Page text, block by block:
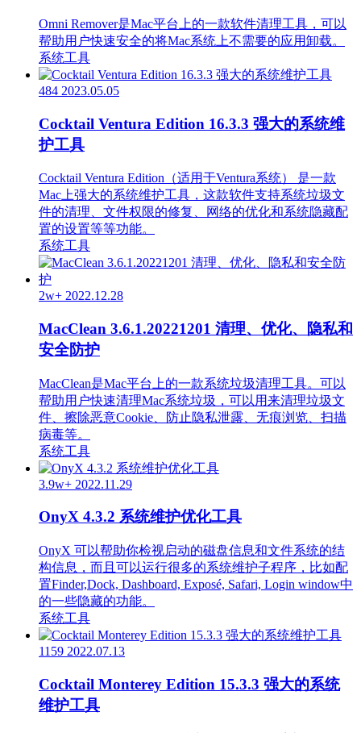
Omni Remover是Mac平台上的一款软件清理工具，可以
帮助用户快速安全的将Mac系统上不需要的应用卸载。
系统工具
484 2023.05.05
Cocktail Ventura Edition 16.3.3 强大的系统维
护工具
Cocktail Ventura Edition（适用于Ventura系统） 是一款
Mac上强大的系统维护工具，这款软件支持系统垃圾文
件的清理、文件权限的修复、网络的优化和系统隐藏配
置的设置等等功能。
系统工具
2w+ 2022.12.28
MacClean 3.6.1.20221201 清理、优化、隐私和
安全防护
MacClean是Mac平台上的一款系统垃圾清理工具。可以
帮助用户快速清理Mac系统垃圾，可以用来清理垃圾文
件、擦除恶意Cookie、防止隐私泄露、无痕浏览、扫描
病毒等。
系统工具
3.9w+ 2022.11.29
OnyX 4.3.2 系统维护优化工具
OnyX 可以帮助你检视启动的磁盘信息和文件系统的结
构信息，而且可以运行很多的系统维护子程序，比如配
置Finder,Dock, Dashboard, Exposé, Safari, Login window中
的一些隐藏的功能。
系统工具
1159 2022.07.13
Cocktail Monterey Edition 15.3.3 强大的系统
维护工具